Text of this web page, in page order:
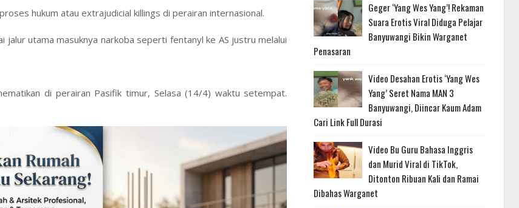
hukum atau extrajudicial killings di perairan internasional.
jalur utama masuknya narkoba seperti fentanyl ke AS justru melalui
di perairan Pasifik timur, Selasa (14/4) waktu setempat.
Geger ‘Yang Wes Yang’! Rekaman
Suara Erotis Viral Diduga Pelajar
Banyuwangi Bikin Warganet
Penasaran
Video Desahan Erotis ‘Yang Wes
Yang’ Seret Nama MAN 3
Banyuwangi, Diincar Kaum Adam
Cari Link Full Durasi
Video Bu Guru Bahasa Inggris
dan Murid Viral di TikTok,
Ditonton Ribuan Kali dan Ramai
Dibahas Warganet